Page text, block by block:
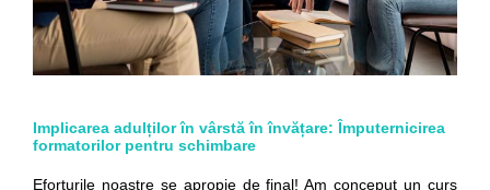
Implicarea adulților în vârstă în învățare: Împuternicirea
formatorilor pentru schimbare
Eforturile noastre se apropie de final! Am conceput un curs